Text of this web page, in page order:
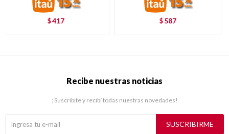
$417 $ 587
Recibe nuestras noticias
¡Suscribite y recibí todas nuestras novedades!
SUSCRIBIRME